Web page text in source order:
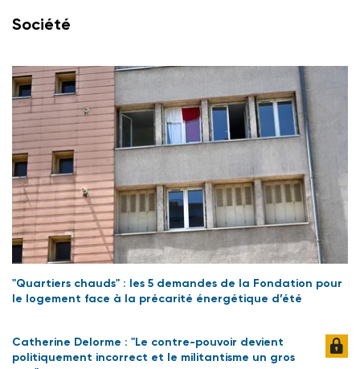
Société
"Quartiers chauds" : les 5 demandes de la Fondation pour
le logement face à la précarité énergétique d’été
Catherine Delorme : "Le contre-pouvoir devient
politiquement incorrect et le militantisme un gros